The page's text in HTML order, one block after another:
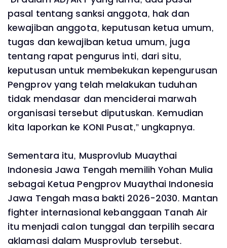
pasal tentang sanksi anggota, hak dan
kewajiban anggota, keputusan ketua umum,
tugas dan kewajiban ketua umum, juga
tentang rapat pengurus inti, dari situ,
keputusan untuk membekukan kepengurusan
Pengprov yang telah melakukan tuduhan
tidak mendasar dan menciderai marwah
organisasi tersebut diputuskan. Kemudian
kita laporkan ke KONI Pusat,” ungkapnya.
Sementara itu, Musprovlub Muaythai
Indonesia Jawa Tengah memilih Yohan Mulia
sebagai Ketua Pengprov Muaythai Indonesia
Jawa Tengah masa bakti 2026-2030. Mantan
fighter internasional kebanggaan Tanah Air
itu menjadi calon tunggal dan terpilih secara
aklamasi dalam Musprovlub tersebut.